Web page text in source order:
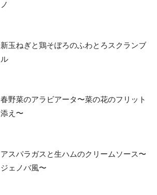
ノ
新玉ねぎと鶏そぼろのふわとろスクランブ
ル
春野菜のアラビアータ〜菜の花のフリット
添え〜
アスパラガスと生ハムのクリームソース〜
ジェノバ風〜